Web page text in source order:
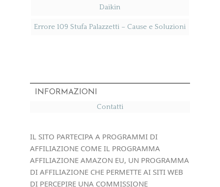
Daikin
Errore 109 Stufa Palazzetti​ – Cause e Soluzioni
INFORMAZIONI
Contatti
IL SITO PARTECIPA A PROGRAMMI DI
AFFILIAZIONE COME IL PROGRAMMA
AFFILIAZIONE AMAZON EU, UN PROGRAMMA
DI AFFILIAZIONE CHE PERMETTE AI SITI WEB
DI PERCEPIRE UNA COMMISSIONE